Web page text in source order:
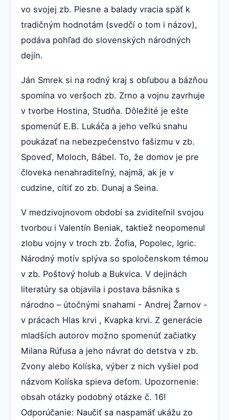
vo svojej zb. Piesne a balady vracia späť k
tradičným hodnotám (svedčí o tom i názov),
podáva pohľad do slovenských národných
dejín.
Ján Smrek si na rodný kraj s obľubou a bázňou
spomína vo veršoch zb. Zrno a vojnu zavrhuje
v tvorbe Hostina, Studňa. Dôležité je ešte
spomenúť E.B. Lukáča a jeho veľkú snahu
poukázať na nebezpečenstvo fašizmu v zb.
Spoveď, Moloch, Bábel. To, že domov je pre
človeka nenahraditeľný, najmä, ak je v
cudzine, cítiť zo zb. Dunaj a Seina.
V medzivojnovom období sa zviditeľnil svojou
tvorbou i Valentín Beniak, taktiež neopomenul
zlobu vojny v troch zb. Žofia, Popolec, Igric.
Národný motív splýva so spoločenskom témou
v zb. Poštový holub a Bukvica. V dejinách
literatúry sa objavila i postava básnika s
národno – útočnými snahami - Andrej Žarnov -
v prácach Hlas krvi , Kvapka krvi. Z generácie
mladších autorov možno spomenúť začiatky
Milana Rúfusa a jeho návrat do detstva v zb.
Zvony alebo Kolíska, výber z nich vyšiel pod
názvom Kolíska spieva deťom. Upozornenie:
obsah otázky podobný otázke č. 16!
Odporúčanie: Naučiť sa naspamäť ukážu zo